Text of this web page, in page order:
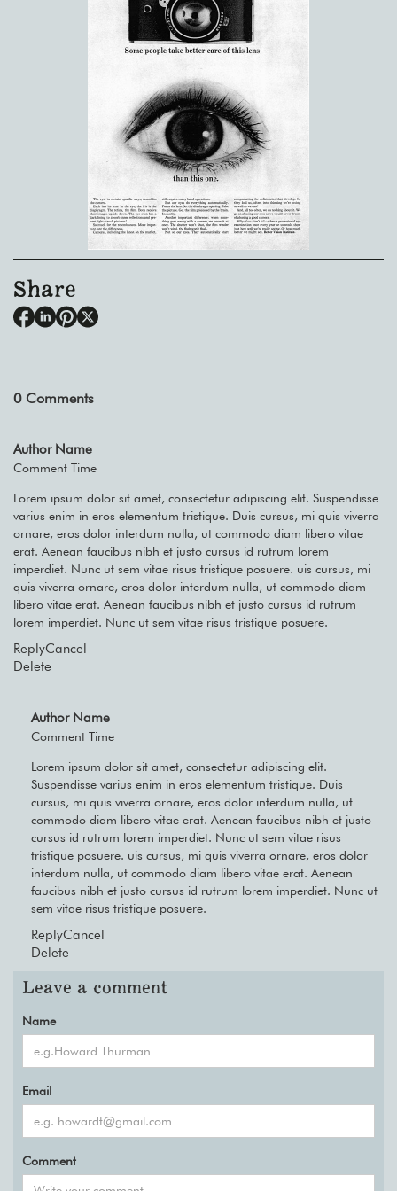
Share
0Comments
Author Name
Comment Time
Lorem ipsum dolor sit amet, consectetur adipiscing elit. Suspendisse
varius enim in eros elementum tristique. Duis cursus, mi quis viverra
ornare, eros dolor interdum nulla, ut commodo diam libero vitae
erat. Aenean faucibus nibh et justo cursus id rutrum lorem
imperdiet. Nunc ut sem vitae risus tristique posuere. uis cursus, mi
quis viverra ornare, eros dolor interdum nulla, ut commodo diam
libero vitae erat. Aenean faucibus nibh et justo cursus id rutrum
lorem imperdiet. Nunc ut sem vitae risus tristique posuere.
ReplyCancel
Delete
Author Name
Comment Time
Lorem ipsum dolor sit amet, consectetur adipiscing elit.
Suspendisse varius enim in eros elementum tristique. Duis
cursus, mi quis viverra ornare, eros dolor interdum nulla, ut
commodo diam libero vitae erat. Aenean faucibus nibh et justo
cursus id rutrum lorem imperdiet. Nunc ut sem vitae risus
tristique posuere. uis cursus, mi quis viverra ornare, eros dolor
interdum nulla, ut commodo diam libero vitae erat. Aenean
faucibus nibh et justo cursus id rutrum lorem imperdiet. Nunc ut
sem vitae risus tristique posuere.
ReplyCancel
Delete
Leave a comment
Name
Email
Comment